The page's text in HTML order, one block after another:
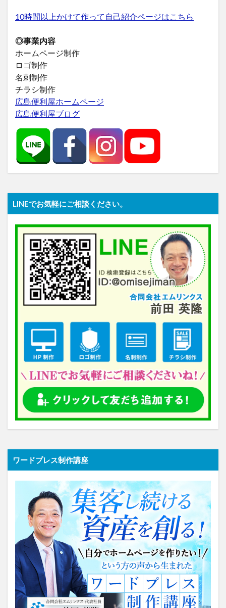
10時間以上かけて作って自己紹介ページはこちら
◎事業内容
ホームページ制作
ロゴ制作
名刺制作
チラシ制作
広島便利屋ホームページ
広島便利屋ブログ
LINEでお気軽にご相談ください。
ワードプレス制作講座